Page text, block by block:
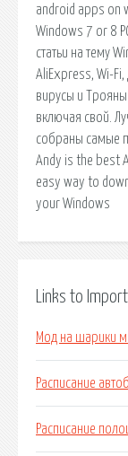
android apps on
Windows 7 or 8
статьи на тему
AliExpress, Wi-
вирусы и
включая свой.
собраны самые
Andy is the best
easy way to
your Windows
Links to
Мод на шарики
Расписание
Расписание